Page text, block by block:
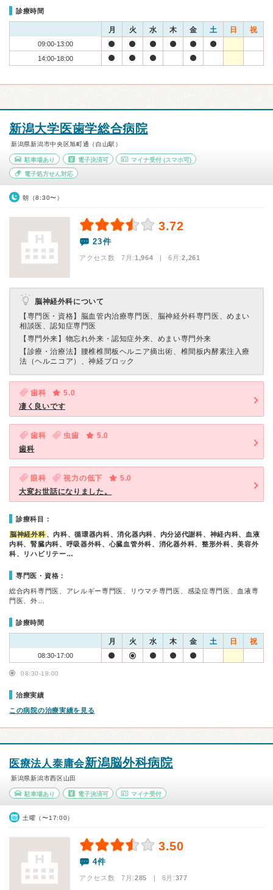
診療時間
月 火 水 木 金 土 日 祝
09:00-13:00
14:00-18:00
新潟大学医歯学総合病院
新潟県新潟市中央区旭町通（白山駅）
駐車場あり 電子決済可 マイナ受付 (スマホ可)
電子処方せん対応
朝（8:30〜）
3.72
23件
アクセス数 7月:1,964 | 6月:2,261
脳神経外科について
【専門医・資格】 脳血管内治療専門医、脳神経外科専門医、めまい
相談医、認知症専門医
【専門外来】 物忘れ外来・認知症外来、めまい専門外来
【診療・治療法】
腰椎椎間板ヘルニア摘出術、椎間板内酵素注入療
法（ヘルニコア）、神経ブロック
歯科
5.0
凄く良いです
歯科 虫歯
5.0
歯科
眼科 視力の低下
5.0
大変お世話になりました。
診療科目：
脳神経外科 、内科、循環器内科、消化器内科、内分泌代謝科、神経内科、血液
内科、腎臓内科、呼吸器外科、心臓血管外科、消化器外科、整形外科、美容外
科、リハビリテー…
専門医・資格：
総合内科専門医、アレルギー専門医、リウマチ専門医、感染症専門医、血液専
門医、外…
診療時間
月 火 水 木 金 土 日 祝
08:30-17:00
08:30-18:00
治療実績
この病院の治療実績を見る
医療法人泰庸会新潟脳外科病院
新潟県新潟市西区山田
駐車場あり 電子決済可 マイナ受付
土曜（〜17:00）
3.50
4件
アクセス数 7月:285 | 6月:377